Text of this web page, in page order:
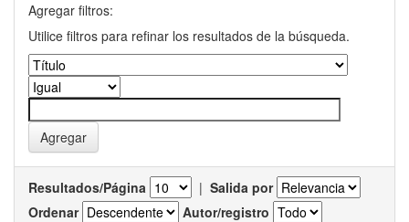
Agregar filtros:
Utilice filtros para refinar los resultados de la búsqueda.
Resultados/Página | Salida por
Ordenar
Autor/registro